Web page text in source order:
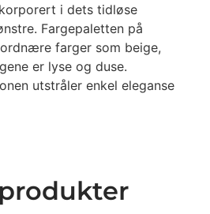
i dets tidløse
Fargepaletten på
farger som beige,
er lyse og duse.
utstråler enkel eleganse